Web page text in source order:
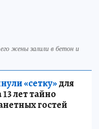
жены залили в бетон и
«сетку»для
лет тайно
гостей